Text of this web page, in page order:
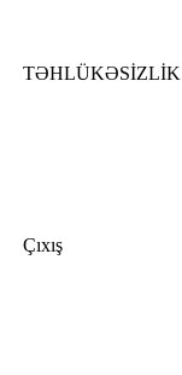
TƏHLÜKƏSİZLİK
Çıxış